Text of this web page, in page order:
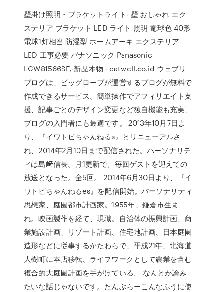
壁掛け照明・ブラケットライト- 壁 おしゃれ エク
ステリア ブラケット LED ライト 照明 電球色 40形
電球1灯相当 防湿型 ホームアーキ エクステリア
LED 工事必要 パナソニック Panasonic
LGW81566SF,-新品本物 - eatwell.co.id ウェブリ
ブログは、ビッグローブが運営するブログが無料で
作成できるサービス。簡単操作でアフィリエイト支
援、記事ごとのデザイン変更など独自機能も充実、
ブログの入門者にも最適です。 2013年10月7日よ
り、『イワトビちゃんねるs』とリニューアルさ
れ、2014年2月10日まで配信された。パーソナリテ
ィは島﨑信長。月1更新で、毎回ゲストを迎えての
放送となった。全5回。 2014年6月30日より、『イ
ワトビちゃんねるes』を配信開始。パーソナリティ
思想家、庭園都市計画家。1955年、鎌倉市生ま
れ。映画製作を経て、現職。自治体の振興計画、商
業施設計画、リゾート計画、住宅地計画、日本庭園
造形などに従事するかたわらで、平成21年、北海道
大樹町に本店移転、ライフワークとして農業を含む
複合的大庭園計画を手がけている。 なんとか論み
たいな話じゃないです。たんぶらーこんなふうに使